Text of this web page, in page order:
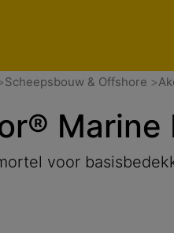
Scheepsbouw & Offshore
Marine
voor
detailsApplicatie